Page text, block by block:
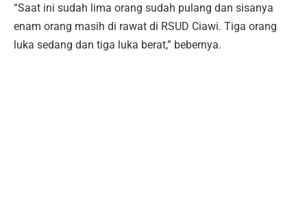
“Saat ini sudah lima orang sudah pulang dan sisanya
enam orang masih di rawat di RSUD Ciawi. Tiga orang
luka sedang dan tiga luka berat,” bebernya.